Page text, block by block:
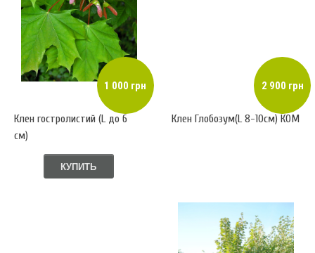
1 000 грн
Клен гостролистий (L до 6
см)
КУПИТЬ
2 900 грн
Клен Глобозум(L 8-10см) КОМ